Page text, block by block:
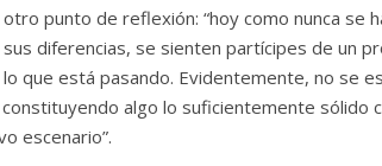
punto de reflexión: “hoy como nunca se
diferencias, se sienten partícipes de un
que está pasando. Evidentemente, no se
algo lo suficientemente sólido
escenario”.